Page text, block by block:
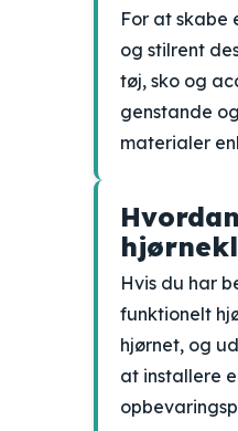
For at skabe
og stilrent
tøj, sko og
genstande
materialer
Hvis du har
funktionelt
hjørnet, og
at installere